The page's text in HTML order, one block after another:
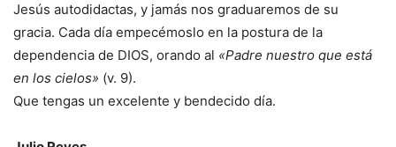
Jesús autodidactas, y jamás nos graduaremos de su
gracia. Cada día empecémoslo en la postura de la
dependencia de DIOS, orando al «Padre nuestro que está
en los cielos» (v. 9).
Que tengas un excelente y bendecido día.